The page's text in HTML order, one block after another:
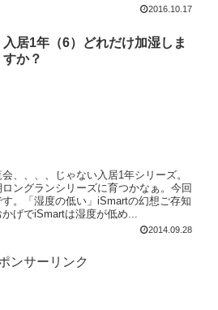
2016.10.17
入居1年（6）どれだけ加湿しま
すか？
、、、、じゃない入居1年シリーズ。
ングランシリーズに育つかなぁ。今回
。「湿度の低い」iSmartの幻想ご存知
げでiSmartは湿度が低め...
2014.09.28
ンサーリンク